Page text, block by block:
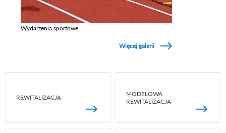
Wydarzenia sportowe
Więcej galerii
REWITALIZACJA
MODELOWA
REWITALIZACJA